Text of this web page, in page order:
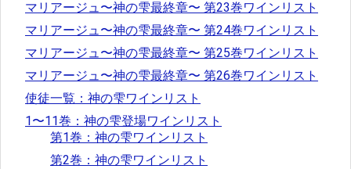
マリアージュ〜神の雫最終章〜 第23巻ワインリスト
マリアージュ〜神の雫最終章〜 第24巻ワインリスト
マリアージュ〜神の雫最終章〜 第25巻ワインリスト
マリアージュ〜神の雫最終章〜 第26巻ワインリスト
使徒一覧：神の雫ワインリスト
1〜11巻：神の雫登場ワインリスト
第1巻：神の雫ワインリスト
第2巻：神の雫ワインリスト